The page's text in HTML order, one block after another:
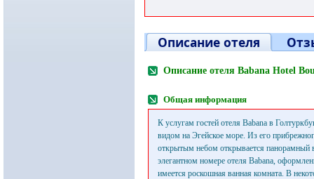
Описание отеля
Описание отеля Babana Hotel
Общая информация
К услугам гостей отеля Babana в
видом на Эгейское море. Из его
открытым небом открывается
элегантном номере отеля Babana,
имеется роскошная ванная комната. В